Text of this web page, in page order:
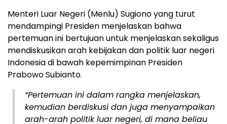
Menteri Luar Negeri (Menlu) Sugiono yang turut
mendampingi Presiden menjelaskan bahwa
pertemuan ini bertujuan untuk menjelaskan sekaligus
mendiskusikan arah kebijakan dan politik luar negeri
Indonesia di bawah kepemimpinan Presiden
Prabowo Subianto.
“Pertemuan ini dalam rangka menjelaskan,
kemudian berdiskusi dan juga menyampaikan
arah-arah politik luar negeri, di mana beliau